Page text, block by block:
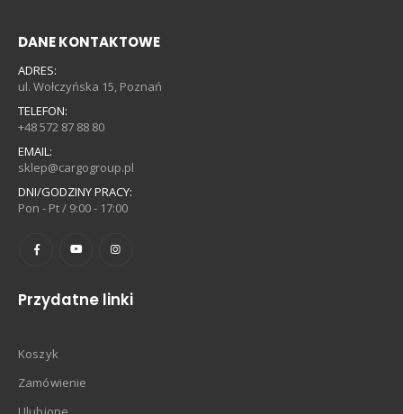
DANE KONTAKTOWE
ADRES:
ul. Wołczyńska 15, Poznań
TELEFON:
+48 572 87 88 80
EMAIL:
sklep@cargogroup.pl
DNI/GODZINY PRACY:
Pon - Pt / 9:00 - 17:00
Przydatne linki
Koszyk
Zamówienie